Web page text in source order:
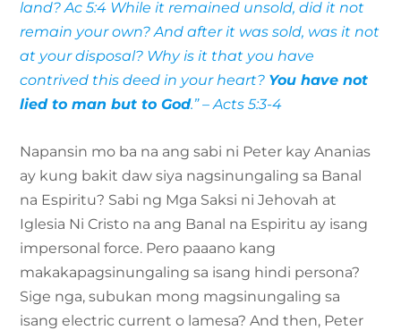
land? Ac 5:4 While it remained unsold, did it not
remain your own? And after it was sold, was it not
at your disposal? Why is it that you have
contrived this deed in your heart? You have not
lied to man but to God.” – Acts 5:3-4
Napansin mo ba na ang sabi ni Peter kay Ananias
ay kung bakit daw siya nagsinungaling sa Banal
na Espiritu? Sabi ng Mga Saksi ni Jehovah at
Iglesia Ni Cristo na ang Banal na Espiritu ay isang
impersonal force. Pero paaano kang
makakapagsinungaling sa isang hindi persona?
Sige nga, subukan mong magsinungaling sa
isang electric current o lamesa? And then, Peter